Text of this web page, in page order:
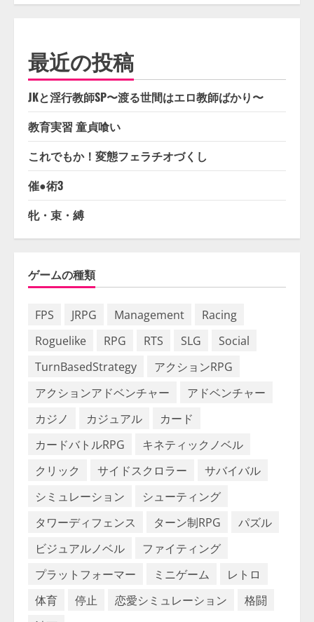
最近の投稿
JKと淫行教師SP〜渡る世間はエロ教師ばかり〜
教育実習 童貞喰い
これでもか！変態フェラチオづくし
催●術3
牝・束・縛
ゲームの種類
FPS JRPG Management
Racing
Roguelike
RPG RTS SLG
Social
TurnBasedStrategy
アクションRPG
アクションアドベンチャー
アドベンチャー
カジノ
カジュアル
カード
カードバトルRPG
キネティックノベル
クリック
サイドスクロラー
サバイバル
シミュレーション
シューティング
タワーディフェンス
ターン制RPG
パズル
ビジュアルノベル
ファイティング
プラットフォーマー
ミニゲーム
レトロ
体育
停止 恋愛シミュレーション
格闘